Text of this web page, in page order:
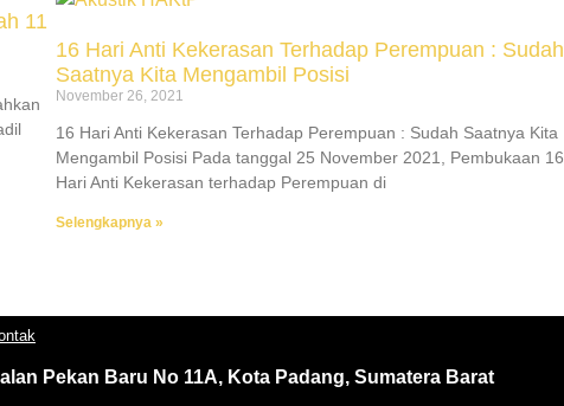
11
16 Hari Anti Kekerasan Terhadap Perempuan : Sudah
Saatnya Kita Mengambil Posisi​
November 26, 2021
16 Hari Anti Kekerasan Terhadap Perempuan : Sudah Saatnya Kita
Mengambil Posisi Pada tanggal 25 November 2021, Pembukaan 16
Hari Anti Kekerasan terhadap Perempuan di
Selengkapnya »
Pekan Baru No 11A, Kota Padang, Sumatera Barat